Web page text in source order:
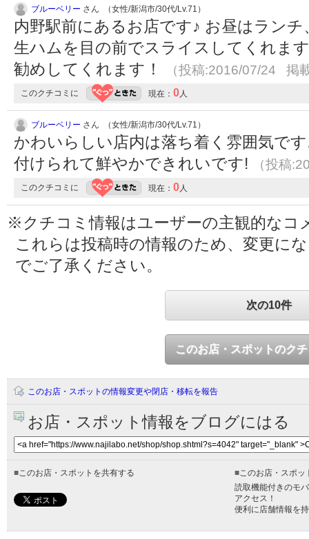
ブルーベリー さん （女性/新潟市/30代/Lv.71）
内野駅前にあるお店です♪ お昼はラン
生ハムを目の前でスライスしてくれま
勧めしてくれます！
（投稿:2016/07/24 掲
このクチコミに 現在： 0人
ブルーベリー さん （女性/新潟市/30代/Lv.71）
かわいらしい店内は落ち着く雰囲気で
付けられて鮮やかできれいです!
（投稿
このクチコミに 現在： 0人
※クチコミ情報はユーザーの主観的なコ
これらは投稿時の情報のため、変更に
でご了承ください。
次の10件
このお店・スポットのク
このお店・スポットの情報変更や閉店・移転を報告
お店・スポット情報をブログにはる
■このお店・スポットを共有する ■このお店・スポッ
読取機能付きのモ
アクセス！
便利に店舗情報を